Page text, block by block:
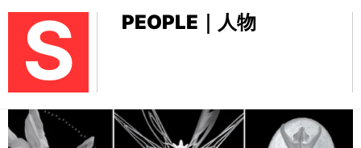
S PEOPLE｜人物